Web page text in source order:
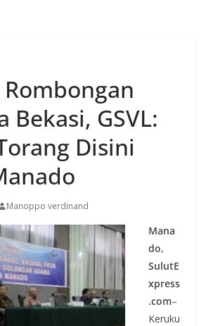
Bekasi, GSVL:
Disini
Manoppo verdinand
Mana
do,
SulutE
xpress
.com–
Keruku